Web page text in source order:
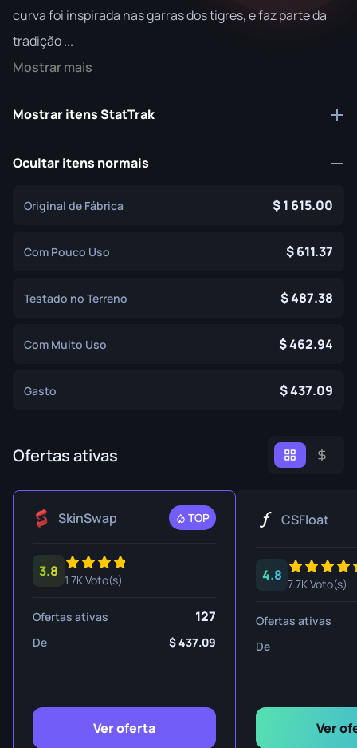
curva foi inspirada nas garras dos tigres, e faz parte da
tradição ...
Mostrar mais
Mostrar itens StatTrak
Ocultar itens normais
Original de Fábrica 1 615.00
Com Pouco Uso 611.37
Testado no Terreno 487.38
Com Muito Uso 462.94
Gasto 437.09
Ofertas ativas
SkinSwap TOP
3.8
1.7K Voto(s)
Ofertas ativas 127
De 437.09
Ver oferta
CSFloat
4.8
7.7K Voto(s)
Ofertas ativas
De
Ver